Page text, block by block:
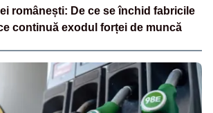
românești: De ce se închid fabricile
continuă exodul forței de muncă